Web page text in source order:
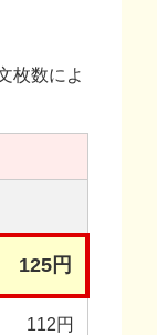
枚数によ
125円
112円